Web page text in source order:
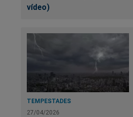
vídeo)
TEMPESTADES
27/04/2026